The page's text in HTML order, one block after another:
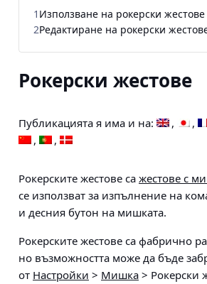
Рокерски жестове
Публикацията я има и на:
Рокерските жестове са жестове с
се използват за изпълнение на
и десния бутон на мишката.
Рокерските жестове са фабрично
но възможността може да бъде
от Настройки > Мишка > Рокерски
1 Използване на рокерски жестове
2Редактиране на рокерски